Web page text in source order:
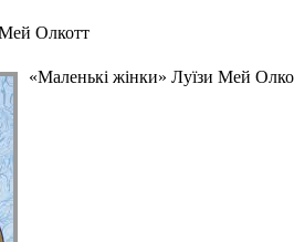
Олкотт
«Маленькі жінки» Луїзи Мей